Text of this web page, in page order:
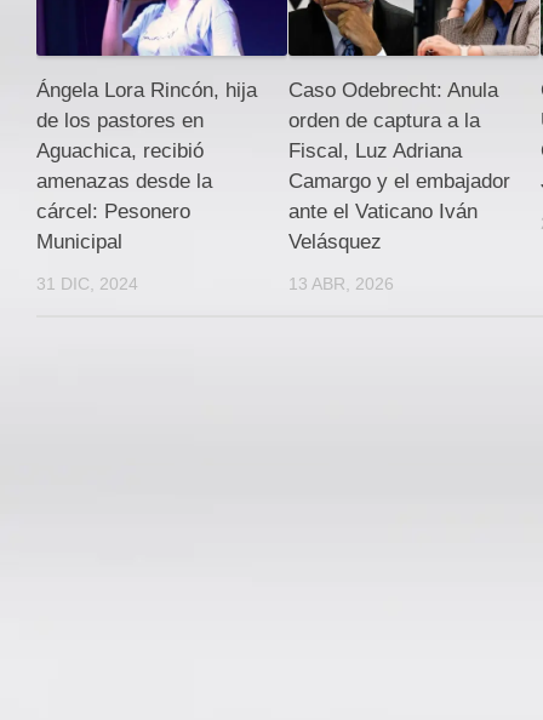
Ángela Lora Rincón, hija
de los pastores en
Aguachica, recibió
amenazas desde la
cárcel: Pesonero
Municipal
31 DIC, 2024
Caso Odebrecht: Anula
orden de captura a la
Fiscal, Luz Adriana
Camargo y el embajador
ante el Vaticano Iván
Velásquez
13 ABR, 2026